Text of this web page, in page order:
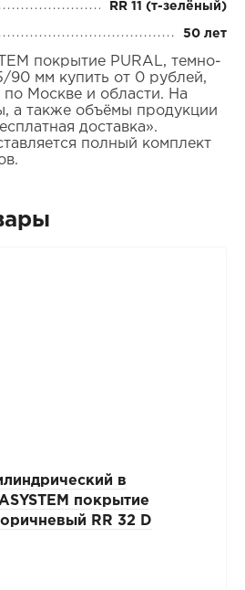
RR 11 (т-зелёный)
50 лет
покрытие PURAL, темно-
90 мм купить от 0 рублей,
по Москве и области. На
а также объёмы продукции
доставка».
полный комплект
в
покрытие
RR 32 D